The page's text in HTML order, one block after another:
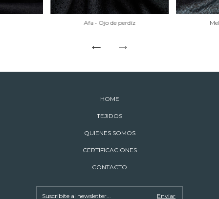
Afa • Ojo de perdíz
HOME
TEJIDOS
QUIENES SOMOS
CERTIFICACIONES
CONTACTO